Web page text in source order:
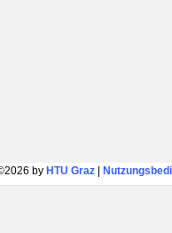
by HTU Graz|